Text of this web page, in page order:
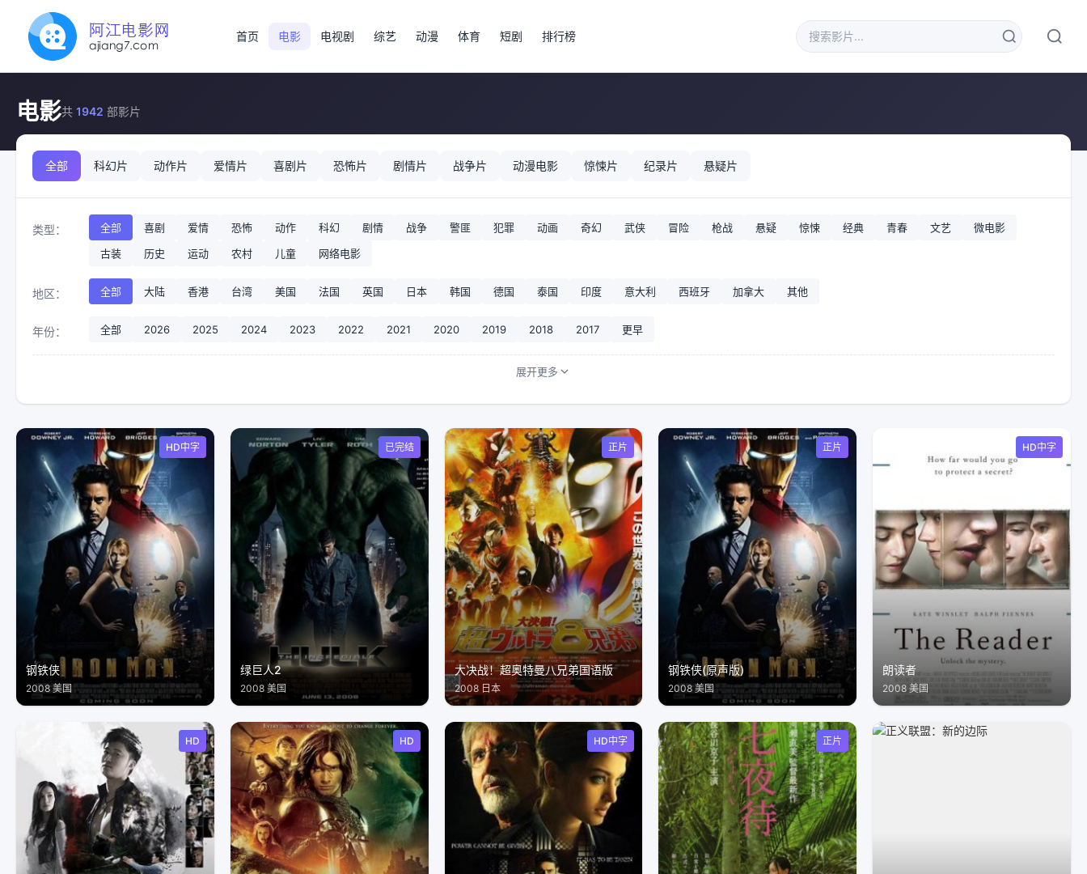
首页 电影 电视剧 综艺 动漫 体育 短剧 排行榜
电影共 1942 部影片
全部 科幻片 动作片 爱情片 喜剧片 恐怖片 剧情片 战争片 动漫电影 惊悚片 纪录片 悬疑片
类型： 全部 喜剧 爱情 恐怖 动作 科幻 剧情 战争 警匪 犯罪 动画 奇幻 武侠 冒险 枪战 悬疑 惊悚 经典 青春 文艺
微电影
古装
历史 运动 农村 儿童 网络电影
地区： 全部 大陆 香港 台湾 美国 法国 英国 日本 韩国 德国 泰国 印度 意大利 西班牙 加拿大 其他
年份： 全部 2026 2025 2024 2023 2022 2021 2020 2019 2018 2017 更早
展开更多
HD中字
钢铁侠
2008 美国
已完结
绿巨人2
2008 美国
正片
大决战！超奥特曼八兄弟国语版
2008 日本
正片
钢铁侠(原声版)
2008 美国
HD中字
朗读者
2008 美国
HD HD HD中字 正片